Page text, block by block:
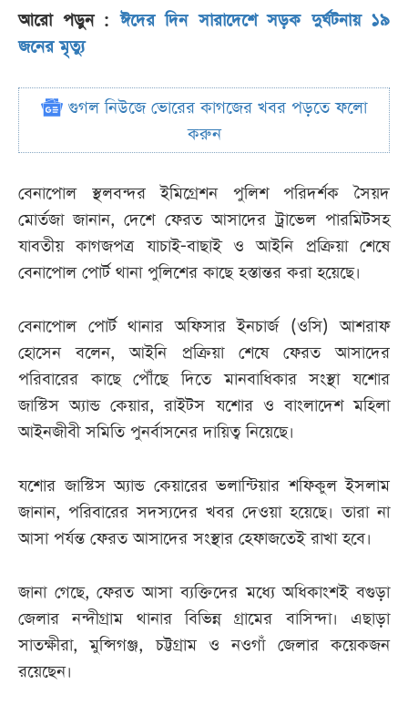
আরো পড়ুন :ঈদের দিন সারাদেশে সড়ক দুর্ঘটনায় ১৯
জনের মৃত্যু
গুগল নিউজে ভোরের কাগজের খবর পড়তে ফলো
করুন
বেনাপোল স্থলবন্দর ইমিগ্রেশন পুলিশ পরিদর্শক সৈয়দ
মোর্তজা জানান, দেশে ফেরত আসাদের ট্রাভেল পারমিটসহ
যাবতীয় কাগজপত্র যাচাই-বাছাই ও আইনি প্রক্রিয়া শেষে
বেনাপোল পোর্ট থানা পুলিশের কাছে হস্তান্তর করা হয়েছে।
বেনাপোল পোর্ট থানার অফিসার ইনচার্জ (ওসি) আশরাফ
হোসেন বলেন, আইনি প্রক্রিয়া শেষে ফেরত আসাদের
পরিবারের কাছে পৌঁছে দিতে মানবাধিকার সংস্থা যশোর
জাস্টিস অ্যান্ড কেয়ার, রাইটস যশোর ও বাংলাদেশ মহিলা
আইনজীবী সমিতি পুনর্বাসনের দায়িত্ব নিয়েছে।
যশোর জাস্টিস অ্যান্ড কেয়ারের ভলান্টিয়ার শফিকুল ইসলাম
জানান, পরিবারের সদস্যদের খবর দেওয়া হয়েছে। তারা না
আসা পর্যন্ত ফেরত আসাদের সংস্থার হেফাজতেই রাখা হবে।
জানা গেছে, ফেরত আসা ব্যক্তিদের মধ্যে অধিকাংশই বগুড়া
জেলার নন্দীগ্রাম থানার বিভিন্ন গ্রামের বাসিন্দা। এছাড়া
সাতক্ষীরা, মুন্সিগঞ্জ, চট্টগ্রাম ও নওগাঁ জেলার কয়েকজন
রয়েছেন।